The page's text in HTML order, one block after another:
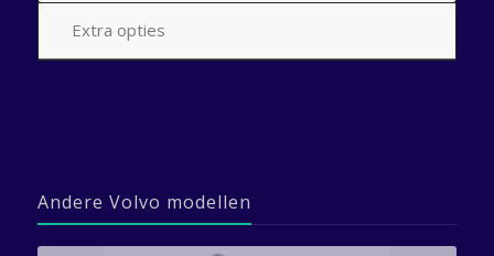
Extra opties
Andere Volvo modellen